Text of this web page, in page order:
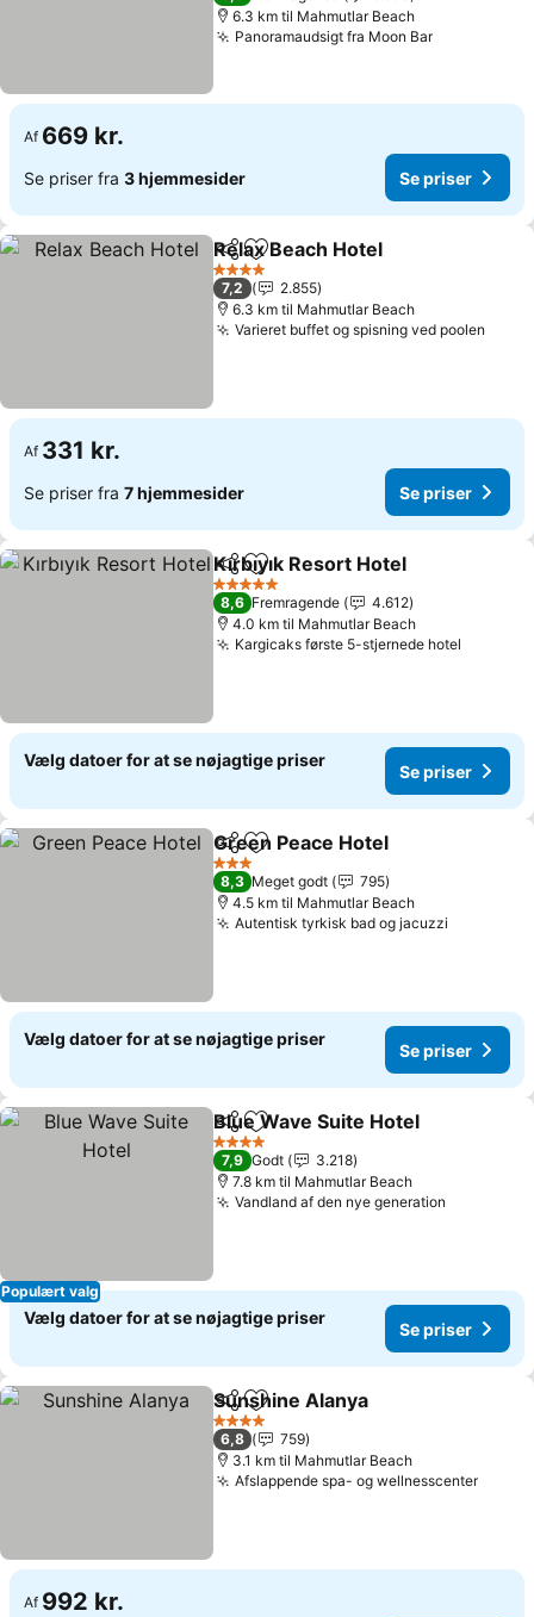
6.3 km til Mahmutlar Beach
Panoramaudsigt fra Moon BarSe priser
Af 669 kr.
Se priser fra 3 hjemmesider Se priser
Del Føj til favoritter
Relax Beach Hotel
4 Stjerner
7,2
2.855
6.3 km til Mahmutlar Beach
Varieret buffet og spisning ved poolen
Af 331 kr.
Se priser fra 7 hjemmesider Se priser
Del Føj til favoritter
Kırbıyık Resort Hotel
5 Stjerner
8,6 Fremragende
4.612
4.0 km til Mahmutlar Beach
Kargicaks første 5-stjernede hotel
Vælg datoer for at se nøjagtige priser
Se priser
Del Føj til favoritter
Green Peace Hotel
3 Stjerner
8,3 Meget godt
795
4.5 km til Mahmutlar Beach
Autentisk tyrkisk bad og jacuzzi
Vælg datoer for at se nøjagtige priser
Se priser
Populært valg
Del Føj til favoritter
Blue Wave Suite Hotel
4 Stjerner
7,9 Godt
3.218
7.8 km til Mahmutlar Beach
Vandland af den nye generation
Vælg datoer for at se nøjagtige priser
Se priser
Del Føj til favoritter
Sunshine Alanya
4 Stjerner
6,8
759
3.1 km til Mahmutlar Beach
Afslappende spa- og wellnesscenterSe
Af 992 kr.